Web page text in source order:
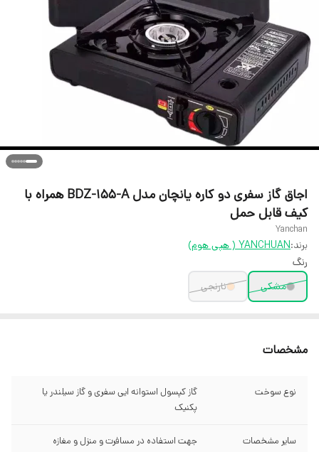
اجاق گاز سفری دو کاره یانچان مدل BDZ-155-A همراه با
کیف قابل حمل
Yanchan
برند:YANCHUAN ( هپی هوم)
رنگ
مشکی
نارنجی
مشخصات
نوع سوخت
گاز کپسول استوانه ایی سفری و گاز سیلندر یا
پکنیک
سایر مشخصات جهت استفاده در مسافرت و منزل و مغازه